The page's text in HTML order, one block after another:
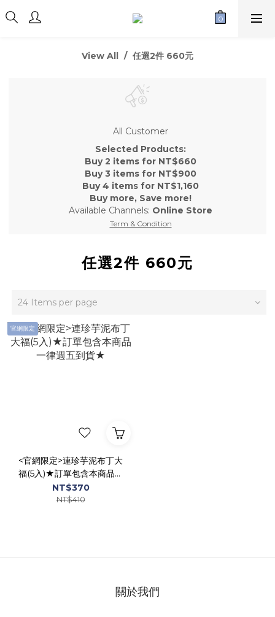
View All 任選2件 660元
All Customer
Selected Products:
Buy 2 items for NT$660
Buy 3 items for NT$900
Buy 4 items for NT$1,160
Buy more, Save more!
Available Channels: Online Store
Term & Condition
任選2件 660元
24 Items per page
官網限定
<官網限定>連珍芋泥布丁大
福(5入)★訂單包含本商品一
律週五到貨★
NT$370
NT$410
關於我們